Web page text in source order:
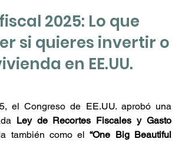
2025: Lo que
si quieres invertir o
en EE.UU.
estrellas.
el Congreso de EE.UU. aprobó una
Ley de Recortes Fiscales y Gasto
también como el “One Big Beautiful